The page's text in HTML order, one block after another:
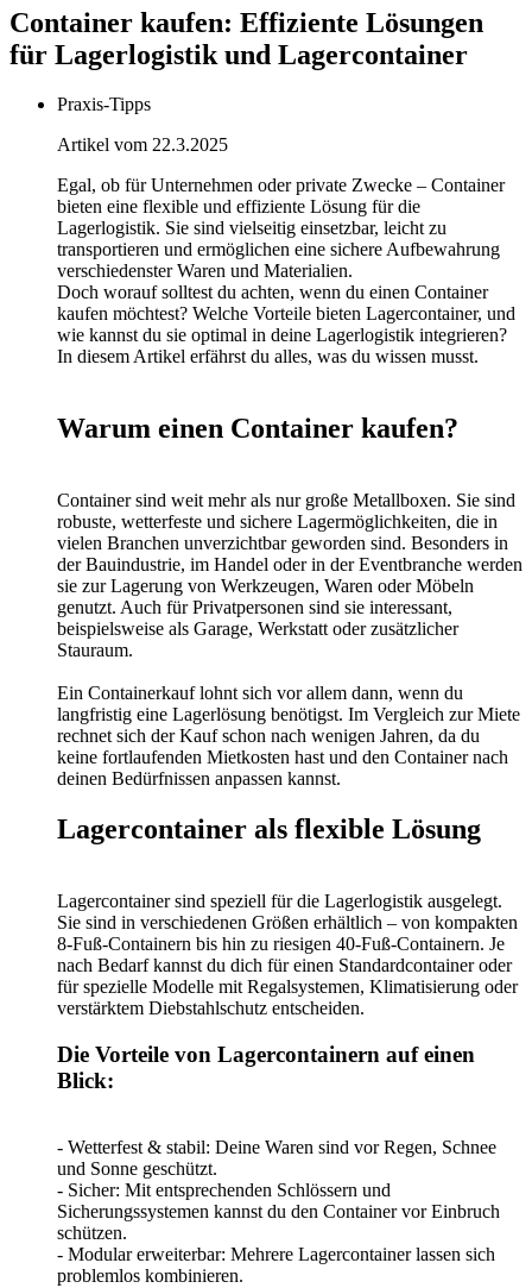
Container kaufen: Effiziente Lösungen
für Lagerlogistik und Lagercontainer
Praxis-Tipps
Artikel vom 22.3.2025
Egal, ob für Unternehmen oder private Zwecke – Container
bieten eine flexible und effiziente Lösung für die
Lagerlogistik. Sie sind vielseitig einsetzbar, leicht zu
transportieren und ermöglichen eine sichere Aufbewahrung
verschiedenster Waren und Materialien.
Doch worauf solltest du achten, wenn du einen Container
kaufen möchtest? Welche Vorteile bieten Lagercontainer, und
wie kannst du sie optimal in deine Lagerlogistik integrieren?
In diesem Artikel erfährst du alles, was du wissen musst.
Warum einen Container kaufen?
Container sind weit mehr als nur große Metallboxen. Sie sind
robuste, wetterfeste und sichere Lagermöglichkeiten, die in
vielen Branchen unverzichtbar geworden sind. Besonders in
der Bauindustrie, im Handel oder in der Eventbranche werden
sie zur Lagerung von Werkzeugen, Waren oder Möbeln
genutzt. Auch für Privatpersonen sind sie interessant,
beispielsweise als Garage, Werkstatt oder zusätzlicher
Stauraum.
Ein Containerkauf lohnt sich vor allem dann, wenn du
langfristig eine Lagerlösung benötigst. Im Vergleich zur Miete
rechnet sich der Kauf schon nach wenigen Jahren, da du
keine fortlaufenden Mietkosten hast und den Container nach
deinen Bedürfnissen anpassen kannst.
Lagercontainer als flexible Lösung
Lagercontainer sind speziell für die Lagerlogistik ausgelegt.
Sie sind in verschiedenen Größen erhältlich – von kompakten
8-Fuß-Containern bis hin zu riesigen 40-Fuß-Containern. Je
nach Bedarf kannst du dich für einen Standardcontainer oder
für spezielle Modelle mit Regalsystemen, Klimatisierung oder
verstärktem Diebstahlschutz entscheiden.
Die Vorteile von Lagercontainern auf einen
Blick:
- Wetterfest & stabil: Deine Waren sind vor Regen, Schnee
und Sonne geschützt.
- Sicher: Mit entsprechenden Schlössern und
Sicherungssystemen kannst du den Container vor Einbruch
schützen.
- Modular erweiterbar: Mehrere Lagercontainer lassen sich
problemlos kombinieren.